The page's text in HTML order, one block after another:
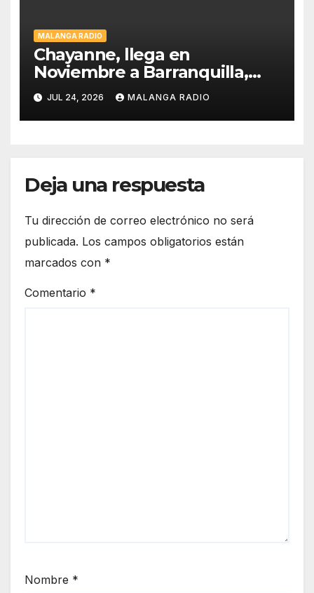
MALANGA RADIO
Chayanne, llega en
Noviembre a Barranquilla,
estadio Edgar Rentería
JUL 24, 2026 MALANGA RADIO
Deja una respuesta
Tu dirección de correo electrónico no será
publicada. Los campos obligatorios están
marcados con *
Comentario *
Nombre *